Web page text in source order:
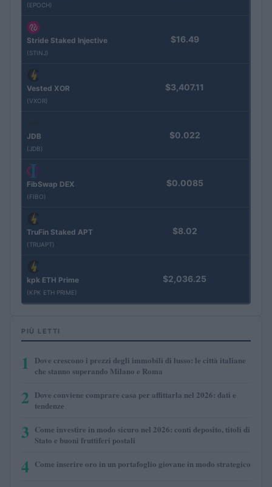
(EPOCH)
Stride Staked Injective
(STINJ)
$16.49
Vested XOR
(VXOR)
$3,407.11
JDB
(JDB)
$0.022
FibSwap DEX
(FIBO)
$0.0085
TruFin Staked APT
(TRUAPT)
$8.02
kpk ETH Prime
(KPK ETH PRIME)
$2,036.25
PIÙ LETTI
1
Dove crescono i prezzi degli immobili di lusso: le città italiane
che stanno superando Milano e Roma
2 Dove conviene comprare casa per affittarla nel 2026: dati e
tendenze
3 Come investire in modo sicuro nel 2026: conti deposito, titoli di
Stato e buoni fruttiferi postali
4 Come inserire oro in un portafoglio giovane in modo strategico